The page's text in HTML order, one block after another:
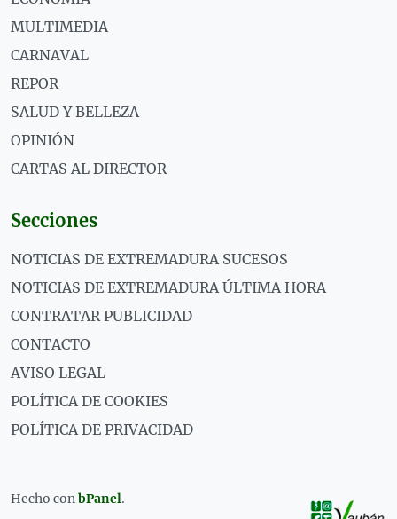
MULTIMEDIA
CARNAVAL
REPOR
SALUD Y BELLEZA
OPINIÓN
CARTAS AL DIRECTOR
Secciones
NOTICIAS DE EXTREMADURA SUCESOS
NOTICIAS DE EXTREMADURA ÚLTIMA HORA
CONTRATAR PUBLICIDAD
CONTACTO
AVISO LEGAL
POLÍTICA DE COOKIES
POLÍTICA DE PRIVACIDAD
Hecho conbPanel.